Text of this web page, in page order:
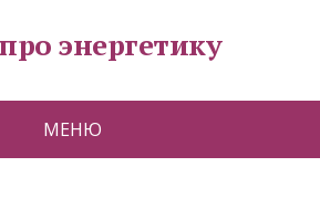
энергетику
МЕНЮ